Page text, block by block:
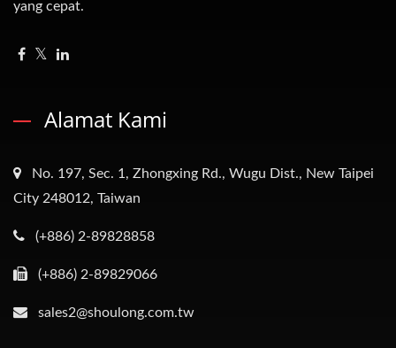
yang cepat.
Alamat Kami
No. 197, Sec. 1, Zhongxing Rd., Wugu Dist., New Taipei
City 248012, Taiwan
(+886) 2-89828858
(+886) 2-89829066
sales2@shoulong.com.tw